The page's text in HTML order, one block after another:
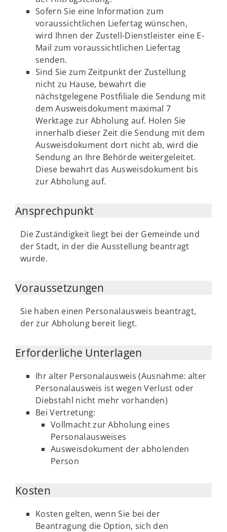
Sofern Sie eine Information zum
voraussichtlichen Liefertag wünschen,
wird Ihnen der Zustell-Dienstleister eine E-
Mail zum voraussichtlichen Liefertag
senden.
Sind Sie zum Zeitpunkt der Zustellung
nicht zu Hause, bewahrt die
nächstgelegene Postfiliale die Sendung mit
dem Ausweisdokument maximal 7
Werktage zur Abholung auf. Holen Sie
innerhalb dieser Zeit die Sendung mit dem
Ausweisdokument dort nicht ab, wird die
Sendung an Ihre Behörde weitergeleitet.
Diese bewahrt das Ausweisdokument bis
zur Abholung auf.
Ansprechpunkt
Die Zuständigkeit liegt bei der Gemeinde und
der Stadt, in der die Ausstellung beantragt
wurde.
Voraussetzungen
Sie haben einen Personalausweis beantragt,
der zur Abholung bereit liegt.
Erforderliche Unterlagen
Ihr alter Personalausweis (Ausnahme: alter
Personalausweis ist wegen Verlust oder
Diebstahl nicht mehr vorhanden)
Bei Vertretung:
Vollmacht zur Abholung eines
Personalausweises
Ausweisdokument der abholenden
Person
Kosten
Kosten gelten, wenn Sie bei der
Beantragung die Option, sich den